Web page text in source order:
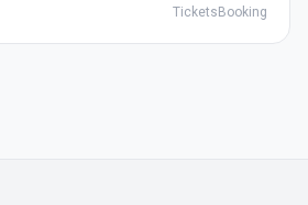
TicketsBooking